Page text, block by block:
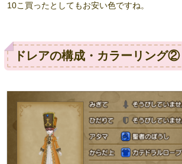
10こ買ったとしてもお安い色ですね。
ドレアの構成・カラーリング②